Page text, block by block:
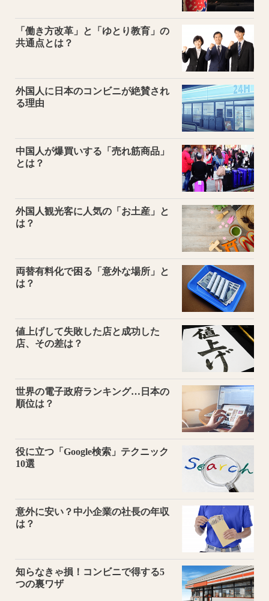
「働き方改革」と「ゆとり教育」の
共通点とは？
外国人に日本のコンビニが絶賛され
る理由
中国人が爆買いする「売れ筋商品」
とは？
外国人観光客に人気の「お土産」と
は？
両替有料化で困る「意外な場所」と
は？
値上げして失敗した店と成功した
店、その差は？
世界の電子政府ランキング…日本の
順位は？
役に立つ「Google検索」テクニック
10選
意外に安い？中小企業の社長の年収
は？
知らなきゃ損！コンビニで得する5
つの裏ワザ